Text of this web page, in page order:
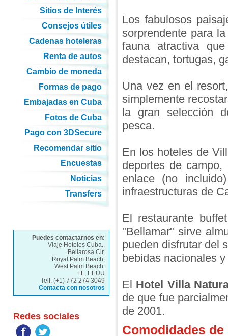
Los fabulosos
sorprendente para
fauna atractiva
destacan, tortugas,
Una vez en el
simplemente
la gran selección
pesca.
En los hoteles de
deportes de
enlace (no
infraestructuras de
El restaurante
"Bellamar" sirve
pueden disfrutar del
bebidas nacionales
El Hotel Villa
de que fue
de 2001.
Comodidades
Sitios de Interés
Consejos útiles
Cadenas hoteleras
Renta de autos
Cambio de moneda
Formas de pago
Embajadas en Cuba
Fotos de Cuba
Pago con 3DSecure
Recomendar sitio
Encuestas
Noticias
Transfers
Puedes contactarnos en:
Viaje Hoteles Cuba.,
Bellarosa Cir,
Royal Palm Beach,
West Palm Beach.
FL, EEUU
Telf: (+1) 772 274 3049
Contacta con nosotros
Redes sociales